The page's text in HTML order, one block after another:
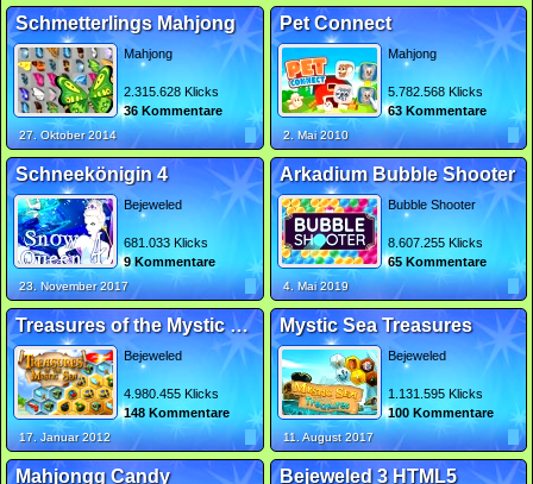
Schmetterlings Mahjong
Mahjong
2.315.628 Klicks
36 Kommentare
27. Oktober 2014
Pet Connect
Mahjong
5.782.568 Klicks
63 Kommentare
2. Mai 2010
Schneekönigin 4
Bejeweled
681.033 Klicks
9 Kommentare
23. November 2017
Arkadium Bubble Shooter
Bubble Shooter
8.607.255 Klicks
65 Kommentare
4. Mai 2019
Treasures of the Mystic Sea
Bejeweled
4.980.455 Klicks
148 Kommentare
17. Januar 2012
Mystic Sea Treasures
Bejeweled
1.131.595 Klicks
100 Kommentare
11. August 2017
Mahjongg Candy Bejeweled 3 HTML5